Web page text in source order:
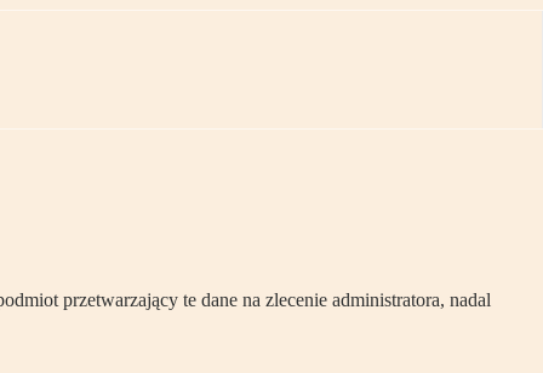
przetwarzający te dane na zlecenie administratora, nadal